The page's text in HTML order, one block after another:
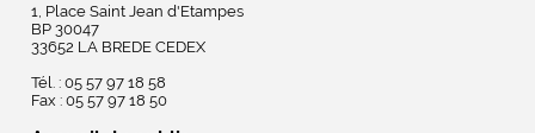
1, Place Saint Jean d'Etampes
BP 30047
33652 LA BREDE CEDEX
Tél. : 05 57 97 18 58
Fax : 05 57 97 18 50